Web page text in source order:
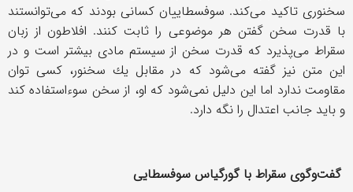
سخنوری تاكید می‌كند. سوفسطاییان كسانی بودند كه می‌توانستند
با قدرت سخن گفتن هر موضوعی را ثابت كنند. افلاطون از زبان
سقراط می‌پذیرد كه قدرت سخن از سیستم مادی بیشتر است و در
این متن نیز گفته می‌شود كه در مقابل یك سخنور، كسی توان
مقاومت ندارد اما این دلیل نمی‌شود كه او، از سخن سوءاستفاده كند
و باید جانب اعتدال را نگه دارد.
گفت‌وگوی سقراط با گورگیاس سوفسطایی